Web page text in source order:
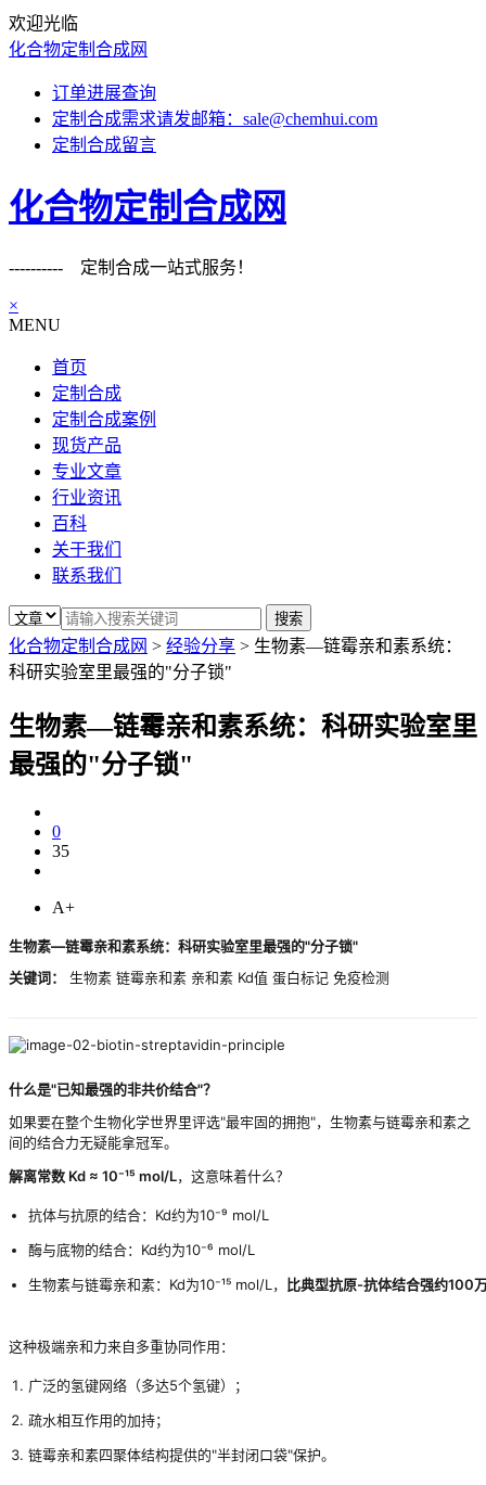
欢迎光临
化合物定制合成网
订单进展查询
定制合成需求请发邮箱：sale@chemhui.com
定制合成留言
化合物定制合成网
---------- 定制合成一站式服务！
×
MENU
首页
定制合成
定制合成案例
现货产品
专业文章
行业资讯
百科
关于我们
联系我们
化合物定制合成网 > 经验分享 > 生物素—链霉亲和素系统：
科研实验室里最强的"分子锁"
生物素—链霉亲和素系统：科研实验室里
最强的"分子锁"
0
35
A+
生物素—链霉亲和素系统：科研实验室里最强的"分子锁"
关键词：
生物素 链霉亲和素 亲和素 Kd值 蛋白标记 免疫检测
什么是"已知最强的非共价结合"？
如果要在整个生物化学世界里评选"最牢固的拥抱"，生物素与链霉亲和素之
间的结合力无疑能拿冠军。
解离常数 Kd ≈ 10⁻¹⁵ mol/L，这意味着什么？
抗体与抗原的结合：Kd约为10⁻⁹ mol/L
酶与底物的结合：Kd约为10⁻⁶ mol/L
生物素与链霉亲和素：Kd为10⁻¹⁵ mol/L，
比典型抗原-抗体结合强约100
这种极端亲和力来自多重协同作用：
广泛的氢键网络（多达5个氢键）；
疏水相互作用的加持；
链霉亲和素四聚体结构提供的"半封闭口袋"保护。